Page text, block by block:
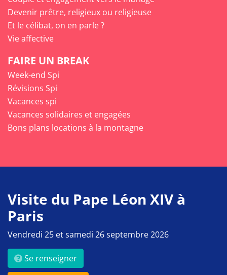
Devenir prêtre, religieux ou religieuse
Et le célibat, on en parle ?
Vie affective
FAIRE UN BREAK
Week-end Spi
Révisions Spi
Vacances spi
Vacances solidaires et engagées
Bons plans locations à la montagne
Visite du Pape Léon XIV à
Paris
Vendredi 25 et samedi 26 septembre 2026
Se renseigner